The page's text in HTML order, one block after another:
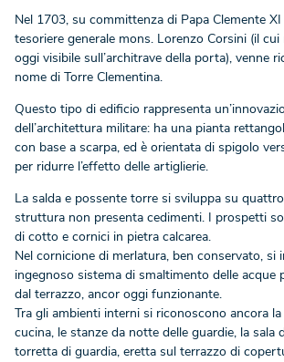
Nel 1703, su committenza di Papa Clemente
tesoriere generale mons. Lorenzo Corsini (il
oggi visibile sull’architrave della porta), venne
nome di Torre Clementina.
Questo tipo di edificio rappresenta
dell’architettura militare: ha una pianta
con base a scarpa, ed è orientata di spigolo
per ridurre l’effetto delle artiglierie.
La salda e possente torre si sviluppa su
struttura non presenta cedimenti. I prospetti
di cotto e cornici in pietra calcarea.
Nel cornicione di merlatura, ben conservato, si
ingegnoso sistema di smaltimento delle acque
dal terrazzo, ancor oggi funzionante.
Tra gli ambienti interni si riconoscono ancora la
cucina, le stanze da notte delle guardie, la sala
torretta di guardia, eretta sul terrazzo di